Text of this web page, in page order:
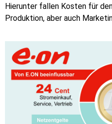
Hierunter fallen Kosten für
Produktion, aber auch